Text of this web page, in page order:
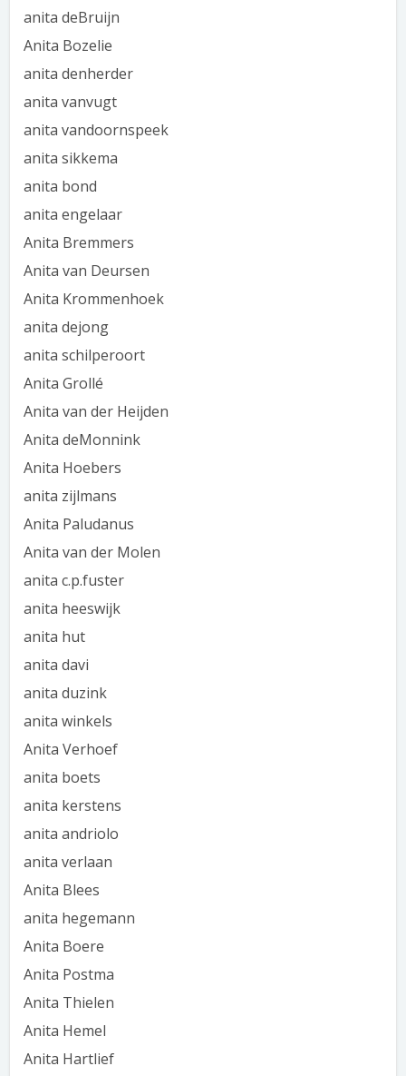
anita deBruijn
Anita Bozelie
anita denherder
anita vanvugt
anita vandoornspeek
anita sikkema
anita bond
anita engelaar
Anita Bremmers
Anita van Deursen
Anita Krommenhoek
anita dejong
anita schilperoort
Anita Grollé
Anita van der Heijden
Anita deMonnink
Anita Hoebers
anita zijlmans
Anita Paludanus
Anita van der Molen
anita c.p.fuster
anita heeswijk
anita hut
anita davi
anita duzink
anita winkels
Anita Verhoef
anita boets
anita kerstens
anita andriolo
anita verlaan
Anita Blees
anita hegemann
Anita Boere
Anita Postma
Anita Thielen
Anita Hemel
Anita Hartlief